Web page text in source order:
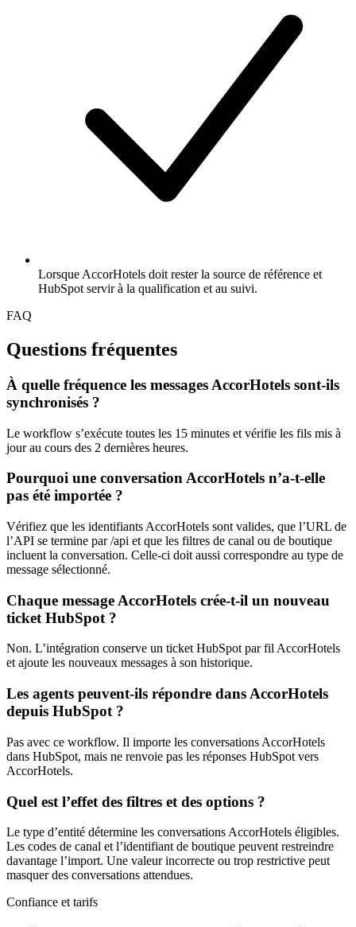
Lorsque AccorHotels doit rester la source de référence et
HubSpot servir à la qualification et au suivi.
FAQ
Questions fréquentes
À quelle fréquence les messages AccorHotels sont-ils
synchronisés ?
Le workflow s’exécute toutes les 15 minutes et vérifie les fils mis à
jour au cours des 2 dernières heures.
Pourquoi une conversation AccorHotels n’a-t-elle
pas été importée ?
Vérifiez que les identifiants AccorHotels sont valides, que l’URL de
l’API se termine par /api et que les filtres de canal ou de boutique
incluent la conversation. Celle-ci doit aussi correspondre au type de
message sélectionné.
Chaque message AccorHotels crée-t-il un nouveau
ticket HubSpot ?
Non. L’intégration conserve un ticket HubSpot par fil AccorHotels
et ajoute les nouveaux messages à son historique.
Les agents peuvent-ils répondre dans AccorHotels
depuis HubSpot ?
Pas avec ce workflow. Il importe les conversations AccorHotels
dans HubSpot, mais ne renvoie pas les réponses HubSpot vers
AccorHotels.
Quel est l’effet des filtres et des options ?
Le type d’entité détermine les conversations AccorHotels éligibles.
Les codes de canal et l’identifiant de boutique peuvent restreindre
davantage l’import. Une valeur incorrecte ou trop restrictive peut
masquer des conversations attendues.
Confiance et tarifs